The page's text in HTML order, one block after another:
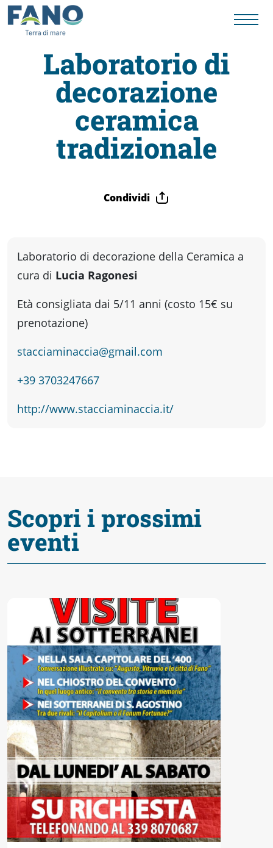
Fano
Visit
Card
fare
Percorsi
storici
Enogastronomia
Fano
Accessibili
Laboratorio di
decorazione
ceramica
tradizionale
Condividi
Laboratorio di decorazione della Ceramica a
cura di Lucia Ragonesi
Età consigliata dai 5/11 anni (costo 15€ su
prenotazione)
stacciaminaccia@gmail.com
+39 3703247667
http://www.stacciaminaccia.it/
Scopri i prossimi
eventi